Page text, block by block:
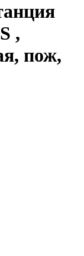
,
пож,